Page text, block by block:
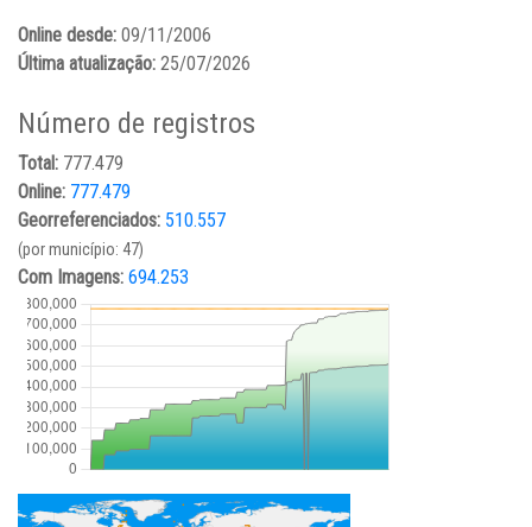
Online desde: 09/11/2006
Última atualização: 25/07/2026
Número de registros
Total: 777.479
Online: 777.479
Georreferenciados: 510.557
(por município: 47)
Com Imagens: 694.253